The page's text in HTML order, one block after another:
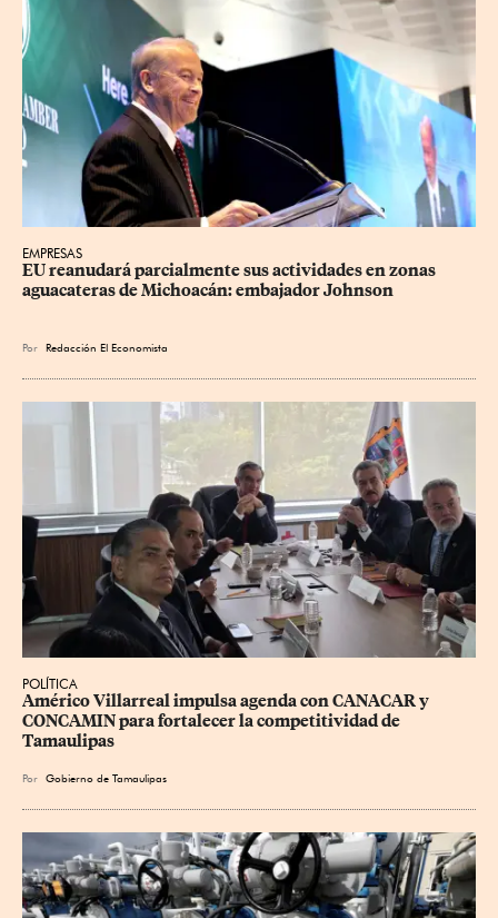
EMPRESAS
EU reanudará parcialmente sus actividades en zonas
aguacateras de Michoacán: embajador Johnson
Por Redacción El Economista
POLÍTICA
Américo Villarreal impulsa agenda con CANACAR y
CONCAMIN para fortalecer la competitividad de
Tamaulipas
Por Gobierno de Tamaulipas